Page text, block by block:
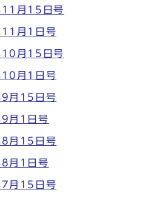
月15日号
月1日号
月15日号
月1日号
月15日号
月1日号
月15日号
月1日号
月15日号